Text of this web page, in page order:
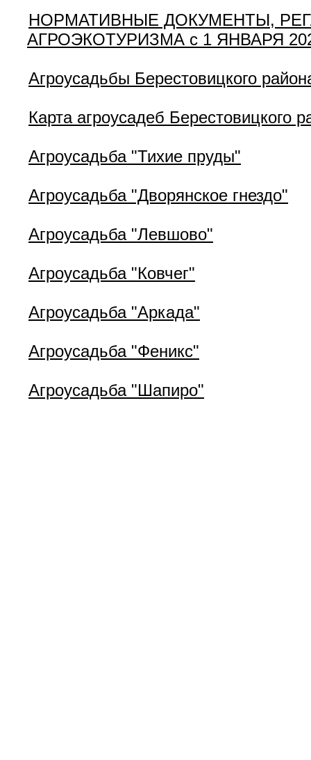
НОРМАТИВНЫЕ ДОКУМЕНТЫ,
АГРОЭКОТУРИЗМА с 1 ЯНВАРЯ
Агроусадьбы Берестовицкого
Карта агроусадеб Берестовицкого
Агроусадьба "Тихие пруды"
Агроусадьба "Дворянское гнездо"
Агроусадьба "Левшово"
Агроусадьба "Ковчег"
Агроусадьба "Аркада"
Агроусадьба "Феникс"
Агроусадьба "Шапиро"